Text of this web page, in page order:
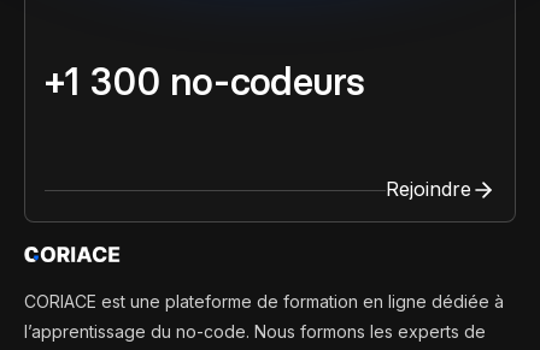
+1 300 no-codeurs
Rejoindre
CORIACE est une plateforme de formation en ligne dédiée à
l’apprentissage du no-code. Nous formons les experts de